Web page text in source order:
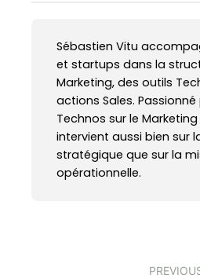
Sébastien Vitu
et startups dans la
Marketing, des outils
actions Sales.
Technos sur le Marketing
intervient aussi bien sur
stratégique que sur la
opérationnelle.